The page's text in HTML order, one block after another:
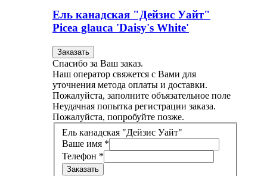
Ель канадская "Дейзис Уайт"
Picea glauca 'Daisy's White'
Заказать
Спасибо за Ваш заказ.
Наш оператор свяжется с Вами для
уточнения метода оплаты и доставки.
Пожалуйста, заполните объязательное поле
Неудачная попытка регистрации заказа.
Пожалуйста, попробуйте позже.
Ель канадская "Дейзис Уайт"
Ваше имя *
Телефон *
Заказать